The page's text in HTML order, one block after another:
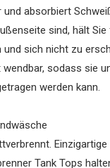
und absorbiert
sind, hält Sie
und sich nicht zu
sodass sie
werden kann.
Einzigartige
Tank Tops